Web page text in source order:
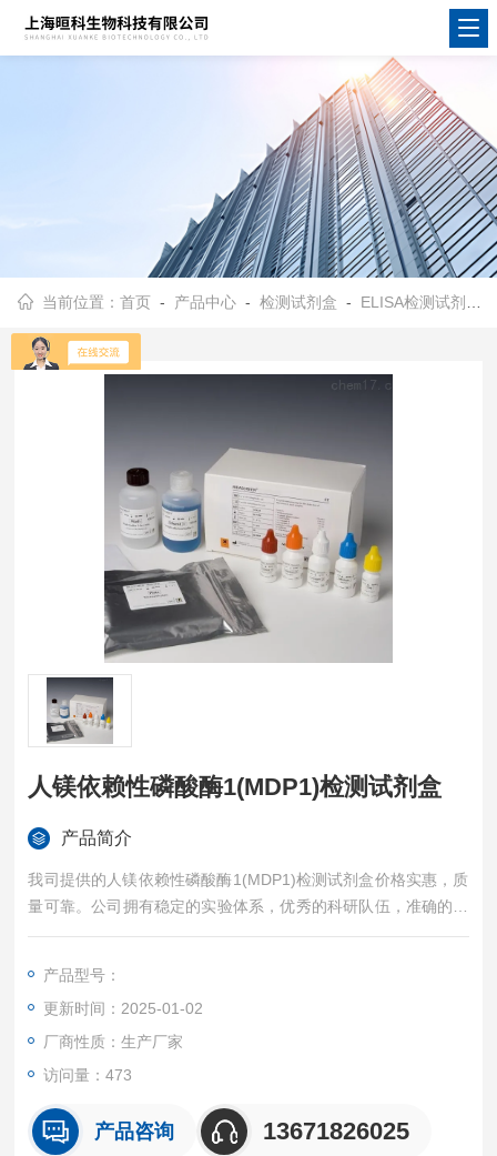
当前位置：首页 - 产品中心 -检测试剂盒 - ELISA检测试剂盒
人镁依赖性磷酸酶1(MDP1)检测试剂盒
产品简介
我司提供的人镁依赖性磷酸酶1(MDP1)检测试剂盒价格实惠，质
量可靠。公司拥有稳定的实验体系，优秀的科研队伍，准确的实
验结果，是您值得信赖的合作伙伴，凡购买我司的试剂盒产品都
产品型号：
更新时间：2025-01-02
厂商性质：生产厂家
访问量：473
产品咨询 13671826025